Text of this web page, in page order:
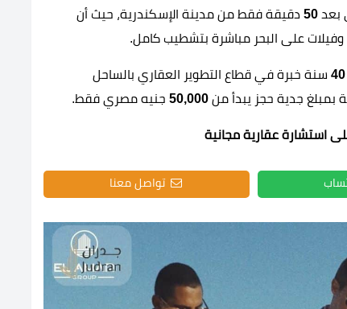
بعد 50 دقيقة فقط من مدينة الإسكندرية، حيث أن
على البحر مباشرة بتشطيب كامل.
40 سنة خبرة في قطاع التطوير العقاري بالساحل
بمبلغ جدية حجز يبدأ من 50,000 جنيه مصري فقط.
استشارة عقارية مجانية
تواصل معنا